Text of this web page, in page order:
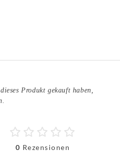
0 Rezensionen
Produkt gekauft haben,